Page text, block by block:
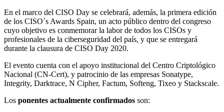
En el marco del CISO Day se celebrará, además, la primera edición
de los CISO´s Awards Spain, un acto público dentro del congreso
cuyo objetivo es conmemorar la labor de todos los CISOs y
profesionales de la ciberseguridad del país, y que se entregará
durante la clausura de CISO Day 2020.
El evento cuenta con el apoyo institucional del Centro Criptológico
Nacional (CN-Cert), y patrocinio de las empresas Sonatype,
Integrity, Darktrace, N Cipher, Factum, Softeng, Tixeo y Stackscale.
Los ponentes actualmente confirmados son: